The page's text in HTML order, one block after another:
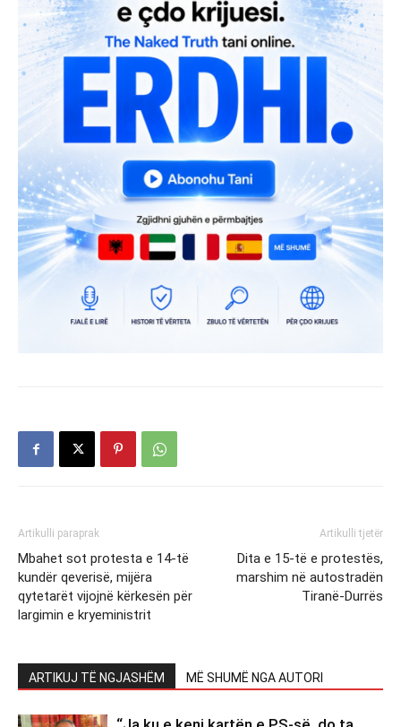
Artikulli paraprak
Mbahet sot protesta e 14-të
kundër qeverisë, mijëra
qytetarët vijojnë kërkesën për
largimin e kryeministrit
Artikulli tjetër
Dita e 15-të e protestës,
marshim në autostradën
Tiranë-Durrës
ARTIKUJ TË NGJASHËM MË SHUMË NGA AUTORI